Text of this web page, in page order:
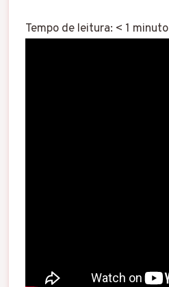
Tempo de leitura: < 1 minuto